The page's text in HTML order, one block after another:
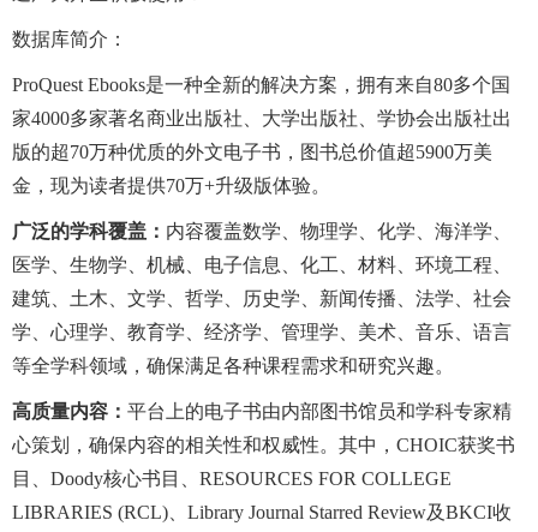
数据库简介：
ProQuest Ebooks是一种全新的解决方案，拥有来自80多个国
家4000多家著名商业出版社、大学出版社、学协会出版社出
版的超70万种优质的外文电子书，图书总价值超5900万美
金，现为读者提供70万+升级版体验。
广泛的学科覆盖 ： 内容覆盖数学、物理学、化学、海洋学、
医学、生物学、机械、电子信息、化工、材料、环境工程、
建筑、土木、文学、哲学、历史学、新闻传播、法学、社会
学、心理学、教育学、经济学、管理学、美术、音乐、语言
等全学科领域，确保满足各种课程需求和研究兴趣。
高质量内容： 平台上的电子书由内部图书馆员和学科专家精
心策划，确保内容的相关性和权威性。其中，CHOIC获奖书
目、Doody核心书目、RESOURCES FOR COLLEGE
LIBRARIES (RCL)、Library Journal Starred Review及BKCI收